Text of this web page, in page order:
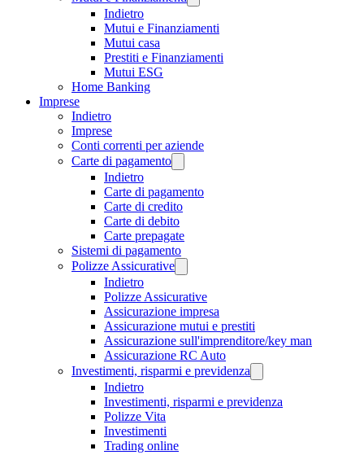
Indietro
Mutui e Finanziamenti
Mutui casa
Prestiti e Finanziamenti
Mutui ESG
Home Banking
Imprese
Indietro
Imprese
Conti correnti per aziende
Carte di pagamento
Indietro
Carte di pagamento
Carte di credito
Carte di debito
Carte prepagate
Sistemi di pagamento
Polizze Assicurative
Indietro
Polizze Assicurative
Assicurazione impresa
Assicurazione mutui e prestiti
Assicurazione sull'imprenditore/key man
Assicurazione RC Auto
Investimenti, risparmi e previdenza
Indietro
Investimenti, risparmi e previdenza
Polizze Vita
Investimenti
Trading online